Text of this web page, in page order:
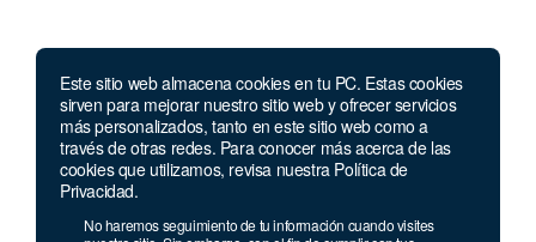
Este sitio web almacena cookies en tu PC. Estas cookies
sirven para mejorar nuestro sitio web y ofrecer servicios
más personalizados, tanto en este sitio web como a
través de otras redes. Para conocer más acerca de las
cookies que utilizamos, revisa nuestra Política de
Privacidad.
No haremos seguimiento de tu información cuando visites
Llámanos
Lunes a jueves de 7 a.m.
a 5:00 p.m. Viernes de
7 a.m. a 4 p.m. Sábados de 8 a.m. a 2 p.m.